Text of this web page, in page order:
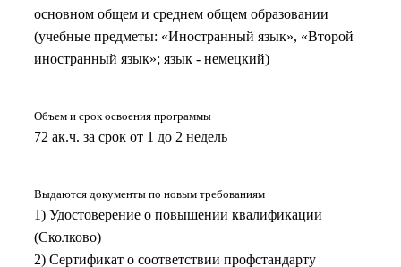
основном общем и среднем общем образовании
(учебные предметы: «Иностранный язык», «Второй
иностранный язык»; язык - немецкий)
Объем и срок освоения программы
72 ак.ч. за срок от 1 до 2 недель
Выдаются документы по новым требованиям
1) Удостоверение о повышении квалификации
(Сколково)
2) Сертификат о соответствии профстандарту